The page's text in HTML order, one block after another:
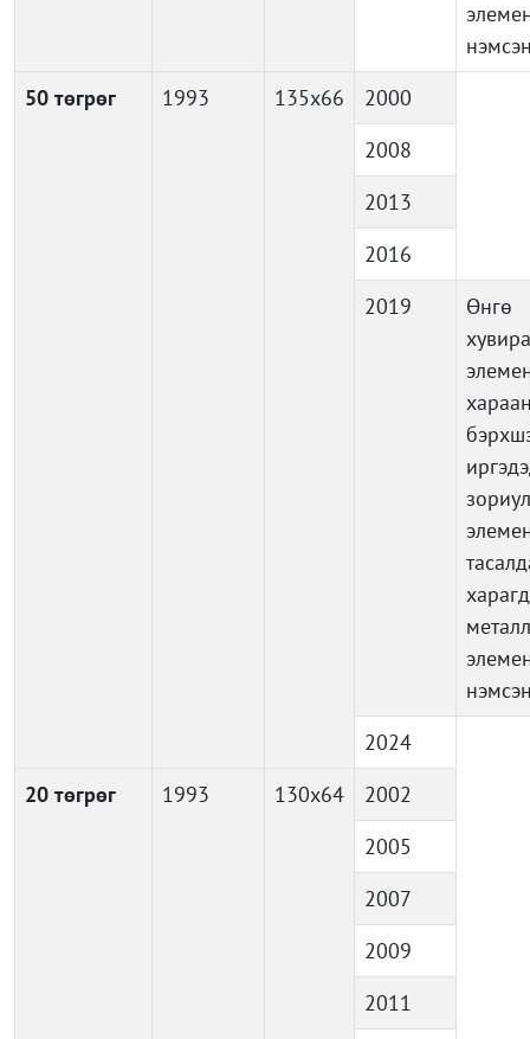
50 төгрөг
1993 135x66
2000
2008
2013
2016
2019
2024
20 төгрөг
1993 130x64
2002
2005
2007
2009
2011